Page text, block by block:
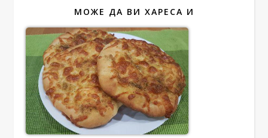
МОЖЕ ДА ВИ ХАРЕСА И